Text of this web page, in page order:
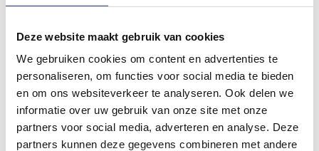
Deze website maakt gebruik van cookies
We gebruiken cookies om content en advertenties te
personaliseren, om functies voor social media te bieden
en om ons websiteverkeer te analyseren. Ook delen we
informatie over uw gebruik van onze site met onze
partners voor social media, adverteren en analyse. Deze
partners kunnen deze gegevens combineren met andere
slagader tot in of vlak voor het stolsel. Tijdens de behandeling
druppelt de Urokinase® continu via een infuuspomp het stolsel
in. Een of twee keer per dag worden er röntgenfoto’s gemaakt
met behulp van contrastvloeistof om te kijken of het stolsel
kleiner wordt.